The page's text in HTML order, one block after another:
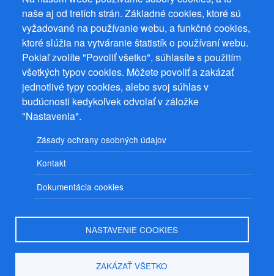
naše aj od tretích strán. Základné cookies, ktoré sú
vyžadované na používanie webu, a funkčné cookies,
ktoré slúžia na vytváranie štatistík o používaní webu.
Pokiaľ zvolíte "Povoliť všetko", súhlasíte s použitím
všetkých typov cookies. Môžete povoliť a zakázať
jednotlivé typy cookies, alebo svoj súhlas v
budúcnosti kedykoľvek odvolať v záložke
"Nastavenia".
Zásady ochrany osobných údajov
Kontakt
Dokumentácia cookies
NASTAVENIE COOKIES
ZAKÁZAŤ VŠETKO
Prevádzkovateľ: Mgr. Bc. Žaneta Radimecká, MBA, Ostrov 256, 561
22 Ostrov, IČ 08993033, DIČ CZ9161263958
© 2026 PuzzleWebss.r.o.